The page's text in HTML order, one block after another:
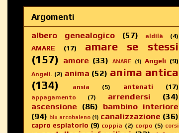
Argomenti
albero genealogico
(57) aldilà (4)
AMARE (17)
amare se stessi
(157) amore (33) ANARE (1) Angeli (9)
Angeli. (2) anima (52) anima antica
(134)
ansia (5) antenati (17)
appagamento (7) arrendersi
(34)
ascensione (86) bambino interiore
(94) blu arcobaleno (1) canalizzazione (36)
capro espiatorio (9) coppia (2) corpo (5) corsi